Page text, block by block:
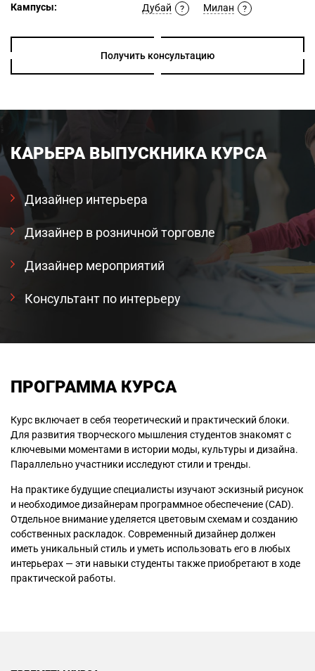
Кампусы:
Дубай ? Милан ?
Получить консультацию
КАРЬЕРА ВЫПУСКНИКА КУРСА
Дизайнер интерьера
Дизайнер в розничной торговле
Дизайнер мероприятий
Консультант по интерьеру
ПРОГРАММА КУРСА
Курс включает в себя теоретический и практический блоки.
Для развития творческого мышления студентов знакомят с
ключевыми моментами в истории моды, культуры и дизайна.
Параллельно участники исследуют стили и тренды.
На практике будущие специалисты изучают эскизный рисунок
и необходимое дизайнерам программное обеспечение (CAD).
Отдельное внимание уделяется цветовым схемам и созданию
собственных раскладок. Современный дизайнер должен
иметь уникальный стиль и уметь использовать его в любых
интерьерах — эти навыки студенты также приобретают в ходе
практической работы.